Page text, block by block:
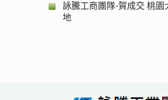
詠騰工商團隊-賀成交 桃園
地